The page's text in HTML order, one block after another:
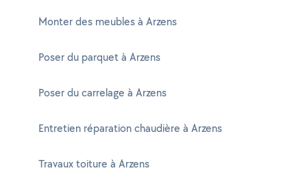
Monter des meubles à Arzens
Poser du parquet à Arzens
Poser du carrelage à Arzens
Entretien réparation chaudière à Arzens
Travaux toiture à Arzens